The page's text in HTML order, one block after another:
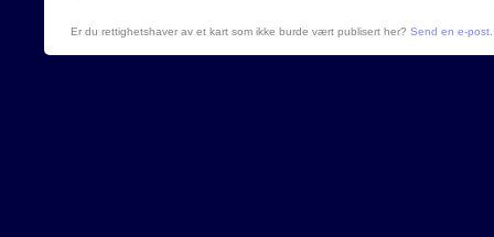
Er du rettighetshaver av et kart som ikke burde vært publisert her? Send en e-post